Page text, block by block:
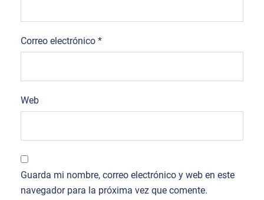
Correo electrónico *
Web
Guarda mi nombre, correo electrónico y web en este
navegador para la próxima vez que comente.